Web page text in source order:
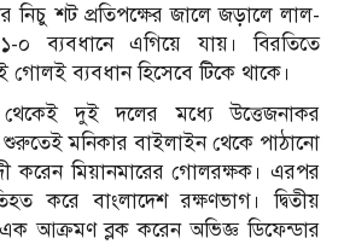
নিচু শট প্রতিপক্ষের জালে জড়ালে লাল-
০ ব্যবধানে এগিয়ে যায়। বিরতিতে
গোলই ব্যবধান হিসেবে টিকে থাকে।
দুই দলের মধ্যে উত্তেজনাকর
শুরুতেই মনিকার বাইলাইন থেকে পাঠানো
করেন মিয়ানমারের গোলরক্ষক। এরপর
করে বাংলাদেশ রক্ষণভাগ। দ্বিতীয়
এক আক্রমণ ব্লক করেন অভিজ্ঞ ডিফেন্ডার